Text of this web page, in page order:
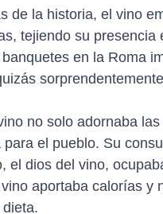
de la historia, el vino
tejiendo su
en la Roma
no solo adornaba
el pueblo. Su
el dios del vino,
aportaba calorías y